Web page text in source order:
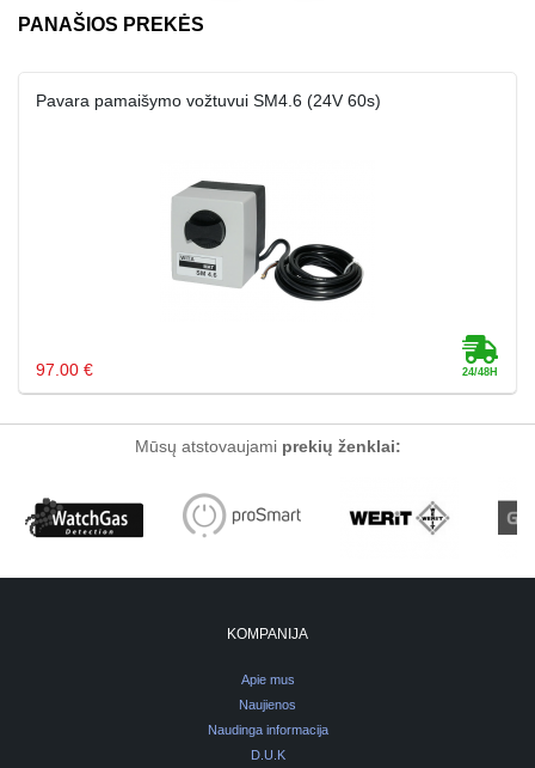
PANAŠIOS PREKĖS
Pavara pamaišymo vožtuvui SM4.6 (24V 60s)
97.00 €
Mūsų atstovaujami prekių ženklai:
KOMPANIJA
Apie mus
Naujienos
Naudinga informacija
D.U.K